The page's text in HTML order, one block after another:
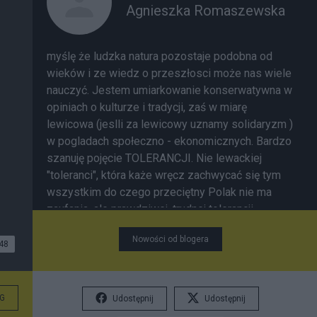
48
Agnieszka Romaszewska
myślę że ludzka natura pozostaje podobna od
wieków i ze wiedz o przeszłosci może nas wiele
nauczyć. Jestem umiarkowanie konserwatywna w
opiniach o kulturze i tradycji, zaś w miarę
lewicowa (jeslli za lewicowy uznamy solidaryzm )
w pogladach społeczno - ekonomicznych. Bardzo
szanuję pojęcie TOLERANCJI. Nie lewackiej
"toleranci", która każe wręcz zachwycać się tym
wszystkim do czego przeciętny Polak nie ma
zaufania, ale prawdziwej, trudnej tolerancji
oznaczającej szacunek dla drugiego człowieka i
jego pogladów, nawet gdy nam sie nie podobają.
Nowości od blogera
Udostępnij Udostępnij